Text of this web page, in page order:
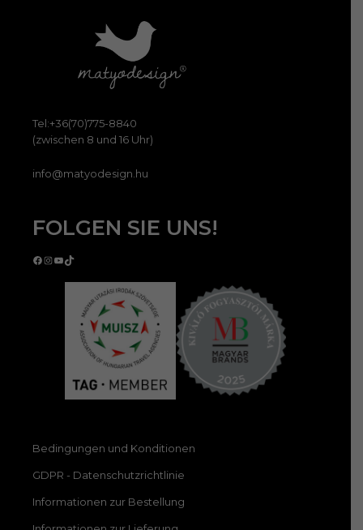
Tel:+36(70)775-8840
(zwischen 8 und 16 Uhr)
info@matyodesign.hu
FOLGEN SIE UNS!
Facebook
Instagram
YouTube
TikTok
Bedingungen und Konditionen
GDPR - Datenschutzrichtlinie
Informationen zur Bestellung